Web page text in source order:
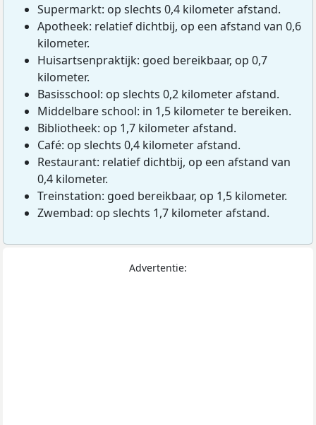
Supermarkt: op slechts 0,4 kilometer afstand.
Apotheek: relatief dichtbij, op een afstand van 0,6
kilometer.
Huisartsenpraktijk: goed bereikbaar, op 0,7
kilometer.
Basisschool: op slechts 0,2 kilometer afstand.
Middelbare school: in 1,5 kilometer te bereiken.
Bibliotheek: op 1,7 kilometer afstand.
Café: op slechts 0,4 kilometer afstand.
Restaurant: relatief dichtbij, op een afstand van
0,4 kilometer.
Treinstation: goed bereikbaar, op 1,5 kilometer.
Zwembad: op slechts 1,7 kilometer afstand.
Advertentie: